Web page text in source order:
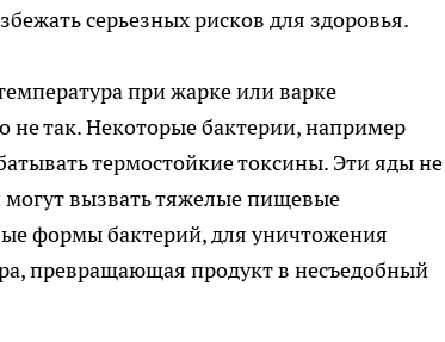
серьезных рисков для здоровья.
при жарке или варке
так. Некоторые бактерии, например
термостойкие токсины. Эти яды не
вызвать тяжелые пищевые
формы бактерий, для уничтожения
превращающая продукт в несъедобный